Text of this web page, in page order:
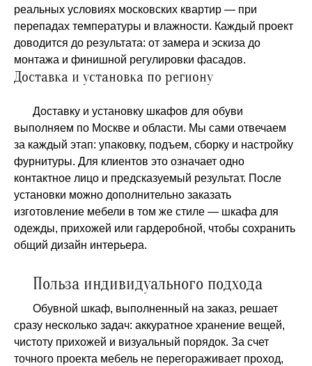
реальных условиях московских квартир — при
перепадах температуры и влажности. Каждый проект
доводится до результата: от замера и эскиза до
монтажа и финишной регулировки фасадов.
Доставка и установка по региону
Доставку и установку шкафов для обуви
выполняем по Москве и области. Мы сами отвечаем
за каждый этап: упаковку, подъем, сборку и настройку
фурнитуры. Для клиентов это означает одно
контактное лицо и предсказуемый результат. После
установки можно дополнительно заказать
изготовление мебели в том же стиле — шкафа для
одежды, прихожей или гардеробной, чтобы сохранить
общий дизайн интерьера.
Польза индивидуального подхода
Обувной шкаф, выполненный на заказ, решает
сразу несколько задач: аккуратное хранение вещей,
чистоту прихожей и визуальный порядок. За счет
точного проекта мебель не перегораживает проход,